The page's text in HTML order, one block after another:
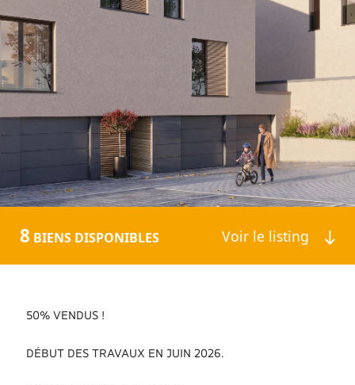
8 BIENS DISPONIBLES Voir le listing
AM GAART - DUPLEX
50% VENDUS !
DÉBUT DES TRAVAUX EN JUIN 2026.